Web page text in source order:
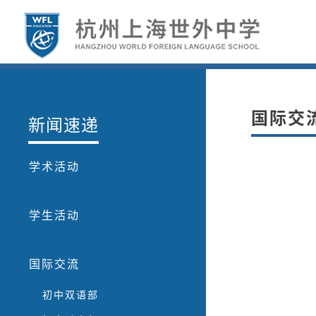
新闻速递
学术活动
学生活动
国际交流
初中双语部
国际交